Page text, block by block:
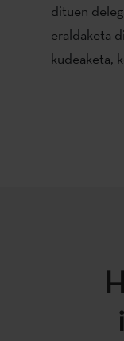
dituen
eraldaketa
kudeaketa,